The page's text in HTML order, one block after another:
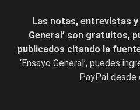
Las notas, entrevistas y
General’ son gratuitos,
publicados citando la
‘Ensayo General’, puedes
PayPal desde